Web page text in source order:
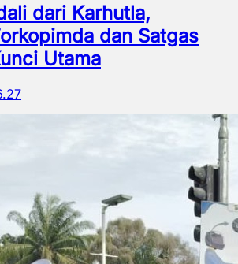
dari Karhutla,
dan Satgas
Utama